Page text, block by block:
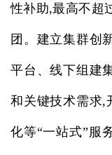
性补助,最高不超
团。建立集群创
平台、线下组建
和关键技术需求,
化等“一站式”服